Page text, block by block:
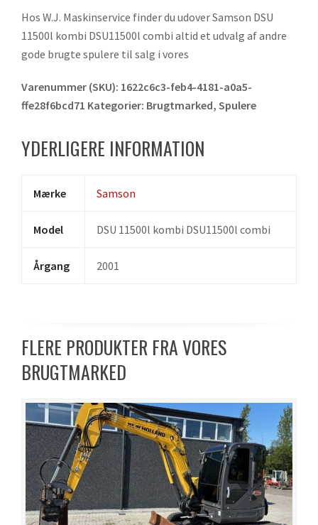
Hos W.J. Maskinservice finder du udover Samson DSU
11500l kombi DSU11500l combi altid et udvalg af andre
gode brugte spulere til salg i vores
Varenummer (SKU): 1622c6c3-feb4-4181-a0a5-
ffe28f6bcd71 Kategorier: Brugtmarked, Spulere
YDERLIGERE INFORMATION
Mærke Samson
Model DSU 11500l kombi DSU11500l combi
Årgang 2001
FLERE PRODUKTER FRA VORES
BRUGTMARKED